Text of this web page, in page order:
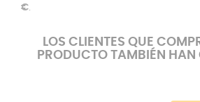
€.
LOS CLIENTES QUE
PRODUCTO TAMBIÉN